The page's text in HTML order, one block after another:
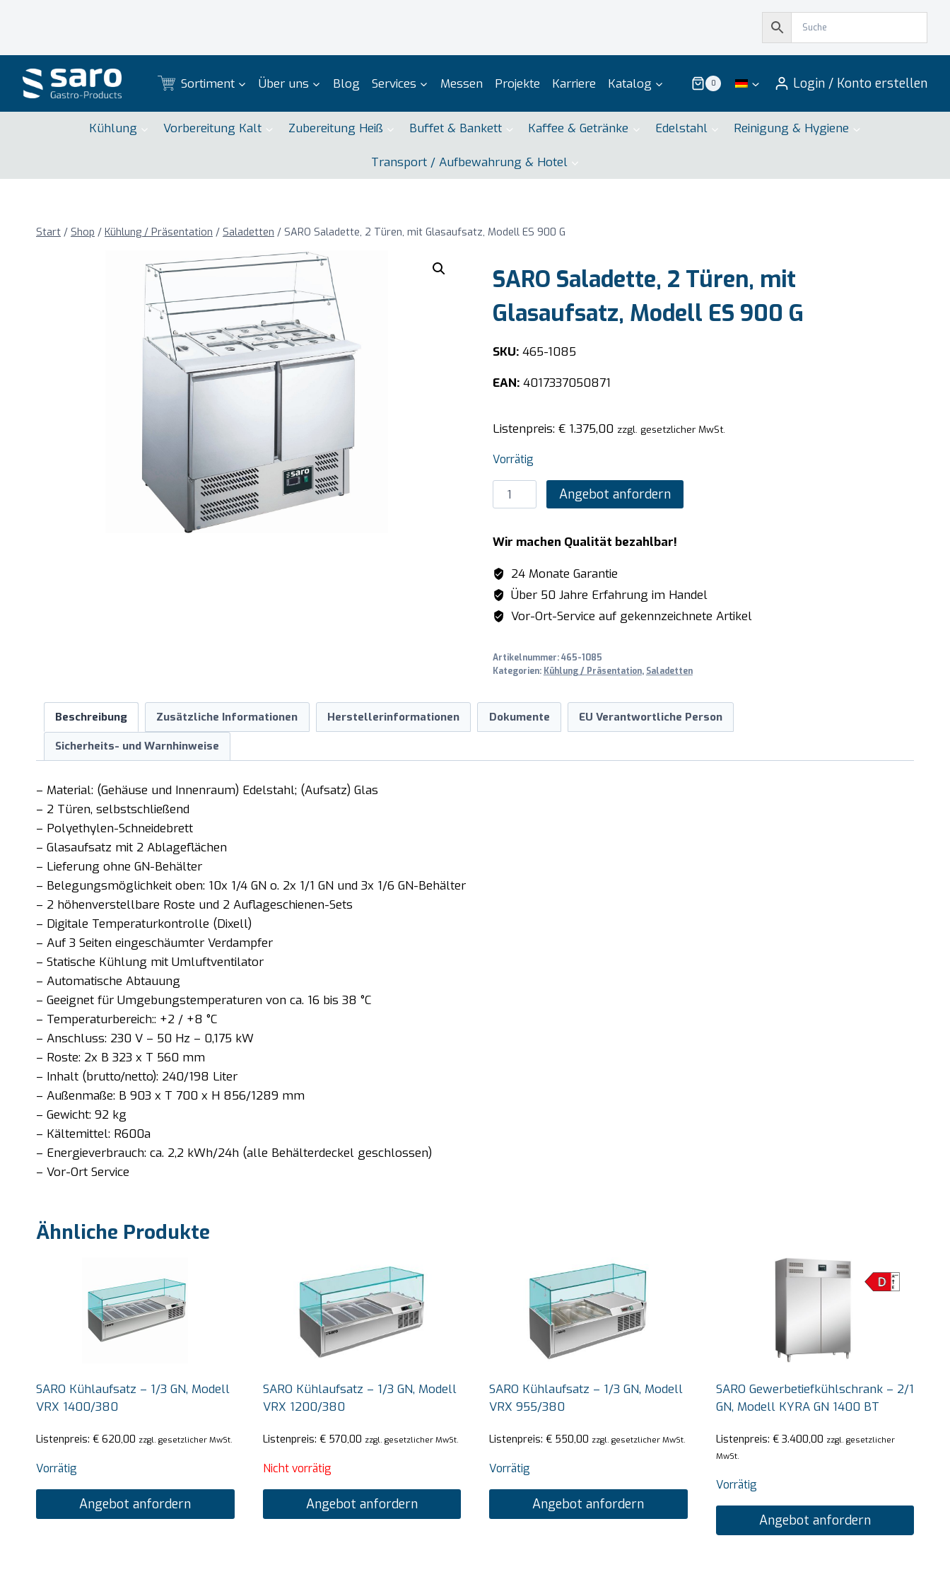
Sortiment Über uns Blog Services Messen Projekte Karriere Katalog 0 Login / Konto erstellen
Kühlung Vorbereitung Kalt Zubereitung Heiß Buffet & Bankett Kaffee & Getränke Edelstahl Reinigung & Hygiene
Transport / Aufbewahrung & Hotel
Start / Shop / Kühlung / Präsentation / Saladetten / SARO Saladette, 2 Türen, mit Glasaufsatz, Modell ES 900 G
SARO Saladette, 2 Türen, mit
Glasaufsatz, Modell ES 900 G
SKU:465-1085
EAN:4017337050871
Listenpreis: €1.375,00 zzgl. gesetzlicher MwSt.
Vorrätig
SARO
Saladette,
Türen,
mit
Glasaufsatz,
Modell
ES
G
Menge
Angebot anfordern
Wir machen Qualität bezahlbar!
24 Monate Garantie
Über 50 Jahre Erfahrung im Handel
Vor-Ort-Service auf gekennzeichnete Artikel
Artikelnummer:465-1085
Kategorien: Kühlung / Präsentation, Saladetten
Beschreibung Zusätzliche Informationen Herstellerinformationen Dokumente EU Verantwortliche Person
Sicherheits- und Warnhinweise
– Material: (Gehäuse und Innenraum) Edelstahl; (Aufsatz) Glas
– 2 Türen, selbstschließend
– Polyethylen-Schneidebrett
– Glasaufsatz mit 2 Ablageflächen
– Lieferung ohne GN-Behälter
– Belegungsmöglichkeit oben: 10x 1/4 GN o. 2x 1/1 GN und 3x 1/6 GN-Behälter
– 2 höhenverstellbare Roste und 2 Auflageschienen-Sets
– Digitale Temperaturkontrolle (Dixell)
– Auf 3 Seiten eingeschäumter Verdampfer
– Statische Kühlung mit Umluftventilator
– Automatische Abtauung
– Geeignet für Umgebungstemperaturen von ca. 16 bis 38 °C
– Temperaturbereich:: +2 / +8 °C
– Anschluss: 230 V – 50 Hz – 0,175 kW
– Roste: 2x B 323 x T 560 mm
– Inhalt (brutto/netto): 240/198 Liter
– Außenmaße: B 903 x T 700 x H 856/1289 mm
– Gewicht: 92 kg
– Kältemittel: R600a
– Energieverbrauch: ca. 2,2 kWh/24h (alle Behälterdeckel geschlossen)
– Vor-Ort Service
Ähnliche Produkte
SARO Kühlaufsatz – 1/3 GN, Modell
VRX 1400/380
Listenpreis: € 620,00 zzgl. gesetzlicher MwSt.
Vorrätig
Angebot anfordern
SARO Kühlaufsatz – 1/3 GN, Modell
VRX 1200/380
Listenpreis: €570,00 zzgl. gesetzlicher MwSt.
Nicht vorrätig
Angebot anfordern
SARO Kühlaufsatz – 1/3 GN, Modell
VRX 955/380
Listenpreis: € 550,00 zzgl. gesetzlicher MwSt.
Vorrätig
Angebot anfordern
SARO Gewerbetiefkühlschrank – 2/1
GN, Modell KYRA GN 1400 BT
Listenpreis: €3.400,00 zzgl. gesetzlicher
MwSt.
Vorrätig
Angebot anfordern